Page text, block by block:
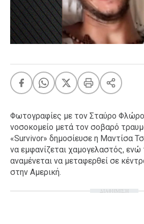
Retro Summer
OMG LOL
Xmas
LIFE
Food
Body+Mind
Ταξίδια
Style
Φωτογραφίες με τον Σταύρο
νοσοκομείο μετά τον σοβαρό
«Survivor» δημοσίευσε η Μαντίσα
να εμφανίζεται χαμογελαστός,
αναμένεται να μεταφερθεί σε
στην Αμερική.
ΔΙΑΦΗΜΙΣΗ